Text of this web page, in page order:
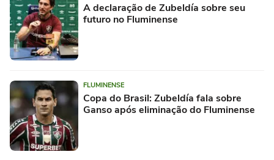
A declaração de Zubeldía sobre seu
futuro no Fluminense
FLUMINENSE
Copa do Brasil: Zubeldía fala sobre
Ganso após eliminação do Fluminense